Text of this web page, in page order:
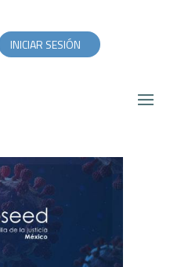
INICIAR SESIÓN